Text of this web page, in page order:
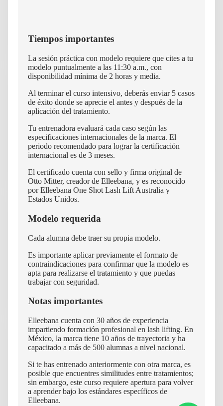
Tiempos importantes
La sesión práctica con modelo requiere que cites a tu
modelo puntualmente a las 11:30 a.m., con
disponibilidad mínima de 2 horas y media.
Al terminar el curso intensivo, deberás enviar 5 casos
de éxito donde se aprecie el antes y después de la
aplicación del tratamiento.
Tu entrenadora evaluará cada caso según las
especificaciones internacionales de la marca. El
periodo recomendado para lograr la certificación
internacional es de 3 meses.
El certificado cuenta con sello y firma original de
Otto Mitter, creador de Elleebana, y es reconocido
por Elleebana One Shot Lash Lift Australia y
Estados Unidos.
Modelo requerida
Cada alumna debe traer su propia modelo.
Es importante aplicar previamente el formato de
contraindicaciones para confirmar que la modelo es
apta para realizarse el tratamiento y que puedas
trabajar con seguridad.
Notas importantes
Elleebana cuenta con 30 años de experiencia
impartiendo formación profesional en lash lifting. En
México, la marca tiene 10 años de trayectoria y ha
capacitado a más de 500 alumnas a nivel nacional.
Si te has entrenado anteriormente con otra marca, es
posible que encuentres similitudes entre tratamientos;
sin embargo, este curso requiere apertura para volver
a aprender bajo los estándares específicos de
Elleebana.